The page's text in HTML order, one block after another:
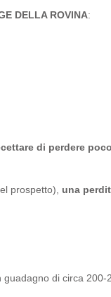
DELLA ROVINA:
di perdere
prospetto), una
guadagno di circa 200-